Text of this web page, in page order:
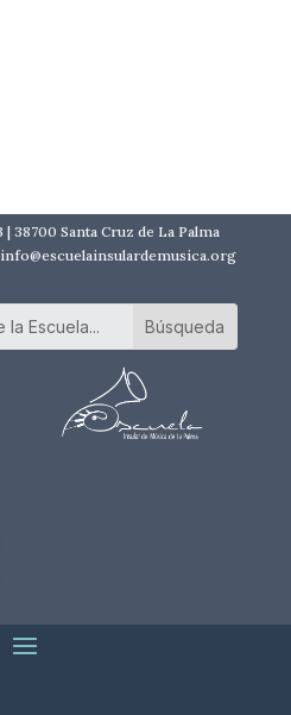
38700 Santa Cruz de La Palma
info@escuelainsulardemusica.org